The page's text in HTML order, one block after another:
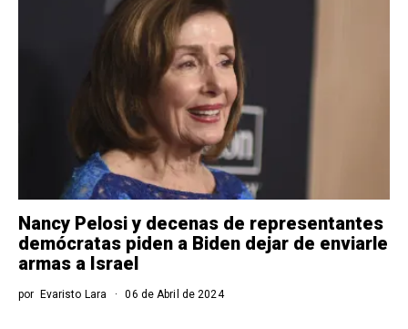
Nancy Pelosi y decenas de representantes
demócratas piden a Biden dejar de enviarle
armas a Israel
por Evaristo Lara 06 de Abril de 2024